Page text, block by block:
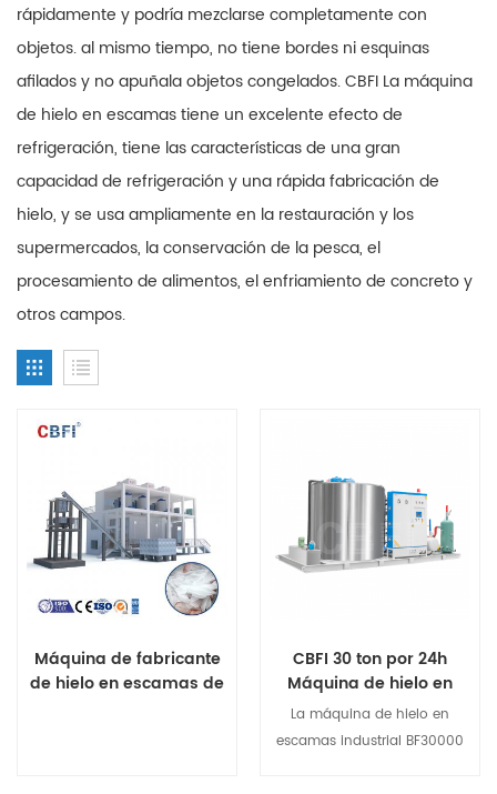
rápidamente y podría mezclarse completamente con
objetos. al mismo tiempo, no tiene bordes ni esquinas
afilados y no apuñala objetos congelados. CBFI La máquina
de hielo en escamas tiene un excelente efecto de
refrigeración, tiene las características de una gran
capacidad de refrigeración y una rápida fabricación de
hielo, y se usa ampliamente en la restauración y los
supermercados, la conservación de la pesca, el
procesamiento de alimentos, el enfriamiento de concreto y
otros campos.
Máquina de fabricante
de hielo en escamas de
CBFI 30 ton por 24h
Máquina de hielo en
escamas
La máquina de hielo en
escamas industrial BF30000